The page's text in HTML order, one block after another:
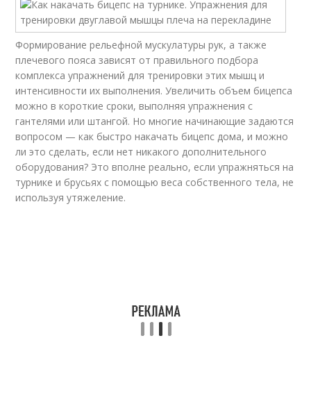
Формирование рельефной мускулатуры рук, а также
плечевого пояса зависят от правильного подбора
комплекса упражнений для тренировки этих мышц и
интенсивности их выполнения. Увеличить объем бицепса
можно в короткие сроки, выполняя упражнения с
гантелями или штангой. Но многие начинающие задаются
вопросом — как быстро накачать бицепс дома, и можно
ли это сделать, если нет никакого дополнительного
оборудования? Это вполне реально, если упражняться на
турнике и брусьях с помощью веса собственного тела, не
используя утяжеление.